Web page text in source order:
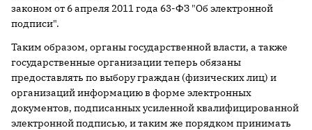
законом от 6 апреля 2011 года 63-ФЗ "Об электронной
подписи".
Таким образом, органы государственной власти, а также
государственные организации теперь обязаны
предоставлять по выбору граждан (физических лиц) и
организаций информацию в форме электронных
документов, подписанных усиленной квалифицированной
электронной подписью, и таким же порядком принимать